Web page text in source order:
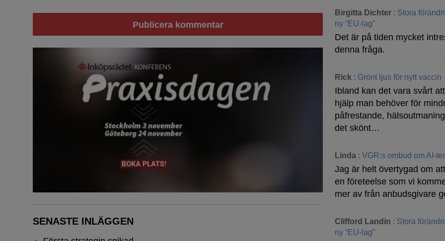
SENASTE INLÄGGEN
Birgitta Dichter : Stora
ny “EU-lag”
Det är på tiden mycket
denna fråga.
Rick : Grönt ljus för nytt vaccin
Ibland kan det vara svårt
hjälp man behöver för
påfrestande,
det skönt…
Linda :VGR:s ombud om AI-
Jag är helt övertygad om
en företeelse som vi
mer av från anbudsgivare
Clifford Landin : Stora
ny “EU-lag”